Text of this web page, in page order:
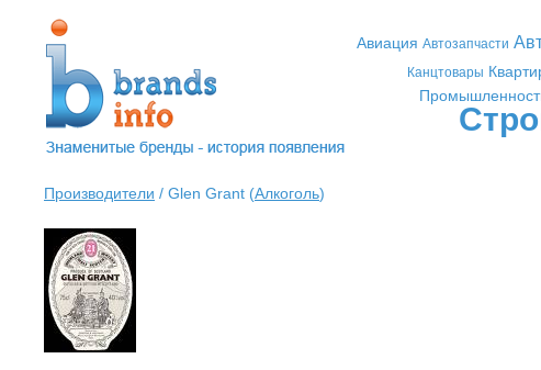
Авиация Автозапчасти
Канцтовары
Производители / Glen Grant (Алкоголь)